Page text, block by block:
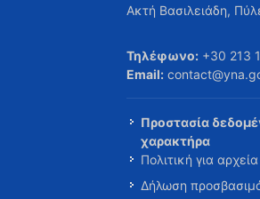
Ακτή Βασιλειάδη,
Τηλέφωνο: +30 213
Email:
Προστασία
χαρακτήρα
Πολιτική για
Δήλωση